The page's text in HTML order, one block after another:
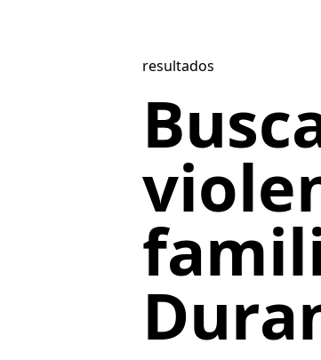
resultados